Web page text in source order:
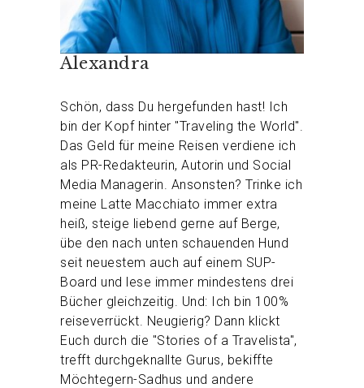
Alexandra
Schön, dass Du hergefunden hast! Ich
bin der Kopf hinter "Traveling the World".
Das Geld für meine Reisen verdiene ich
als PR-Redakteurin, Autorin und Social
Media Managerin. Ansonsten? Trinke ich
meine Latte Macchiato immer extra
heiß, steige liebend gerne auf Berge,
übe den nach unten schauenden Hund
seit neuestem auch auf einem SUP-
Board und lese immer mindestens drei
Bücher gleichzeitig. Und: Ich bin 100%
reiseverrückt. Neugierig? Dann klickt
Euch durch die "Stories of a Travelista",
trefft durchgeknallte Gurus, bekiffte
Möchtegern-Sadhus und andere